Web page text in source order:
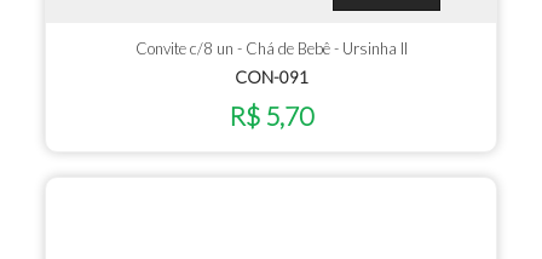
Convite c/8 un - Chá de Bebê - Ursinha II
CON-091
R$ 5,70